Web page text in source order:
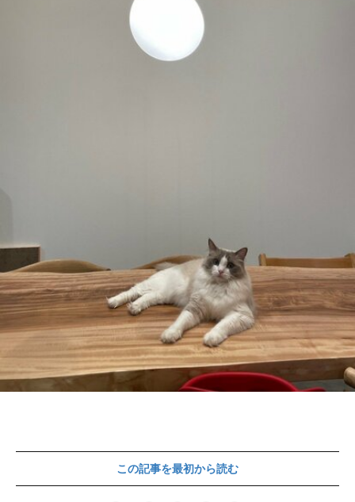
この記事を最初から読む